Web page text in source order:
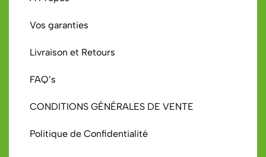
Vos garanties
Livraison et Retours
FAQ’s
CONDITIONS GÉNÉRALES DE VENTE
Politique de Confidentialité